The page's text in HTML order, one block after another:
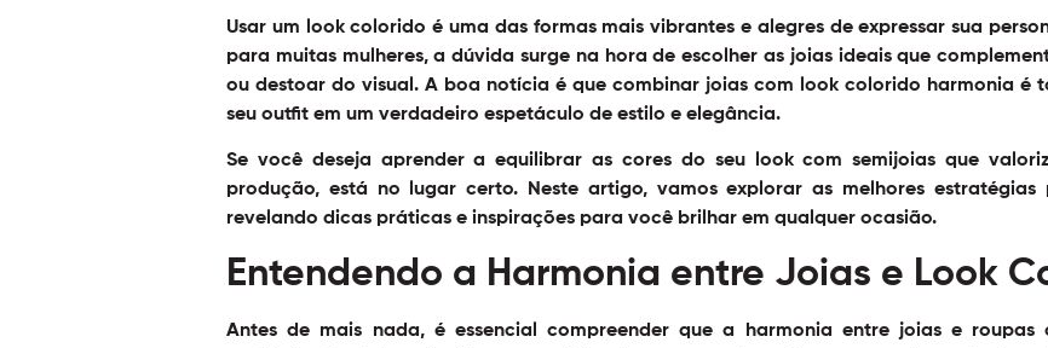
Usar um look colorido é uma das formas mais vibrantes e alegres de expressar sua
para muitas mulheres, a dúvida surge na hora de escolher as joias ideais que
ou destoar do visual. A boa notícia é que combinar joias com look colorido harmonia é
seu outfit em um verdadeiro espetáculo de estilo e elegância.
Se você deseja aprender a equilibrar as cores do seu look com semijoias que
produção, está no lugar certo. Neste artigo, vamos explorar as melhores estratégias
revelando dicas práticas e inspirações para você brilhar em qualquer ocasião.
Entendendo a Harmonia entre Joias e Look
Antes de mais nada, é essencial compreender que a harmonia entre joias e roupas